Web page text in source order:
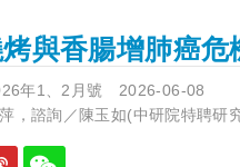
與香腸增肺癌
年1、2月號 2026-06-08
，諮詢／陳玉如(中研院特聘研